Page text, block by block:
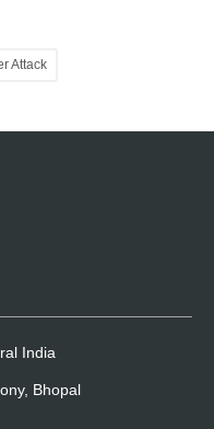
Attack
India
Bhopal